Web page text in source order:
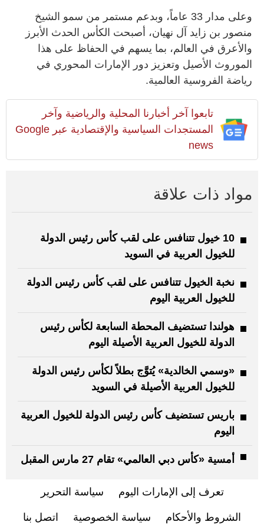
وعلى مدار 33 عاماً، وبدعم مستمر من سمو الشيخ
منصور بن زايد آل نهيان، أصبحت الكأس الحدث الأبرز
والأعرق في العالم، بما يسهم في الحفاظ على هذا
الموروث الأصيل وتعزيز دور الإمارات المحوري في
رياضة الفروسية العالمية.
تابعوا آخر أخبارنا المحلية والرياضية وآخر
المستجدات السياسية والإقتصادية عبر Google
news
مواد ذات علاقة
10 خيول تتنافس على لقب كأس رئيس الدولة
للخيول العربية في السويد
نخبة الخيول تتنافس على لقب كأس رئيس الدولة
للخيول العربية اليوم
هولندا تستضيف المحطة السابعة لكأس رئيس
الدولة للخيول العربية الأصيلة اليوم
«وسمي الخالدية» يُتوَّج بطلاً لكأس رئيس الدولة
للخيول العربية الأصيلة في السويد
باريس تستضيف كأس رئيس الدولة للخيول العربية
اليوم
أمسية «كأس دبي العالمي» تقام 27 مارس المقبل
تعرف إلى الإمارات اليوم سياسة التحرير
الشروط والأحكام سياسة الخصوصية اتصل بنا